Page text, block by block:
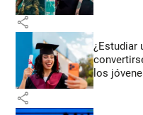
share
¿Estudiar
los
share